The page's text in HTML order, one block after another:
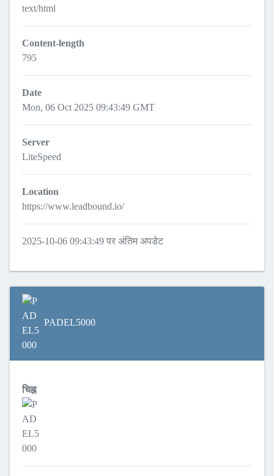
text/html
Content-length
795
Date
Mon, 06 Oct 2025 09:43:49 GMT
Server
LiteSpeed
Location
https://www.leadbound.io/
2025-10-06 09:43:49 पर अंतिम अपडेट
PADEL5000
चिह्न